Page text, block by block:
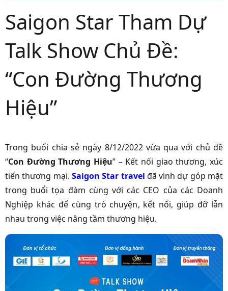
Saigon Star Tham Dự
Talk Show Chủ Đề:
“Con Đường Thương
Hiệu”
Trong buổi chia sẻ ngày 8/12/2022 vừa qua với chủ đề
“Con Đường Thương Hiệu” – Kết nối giao thương, xúc
tiến thương mại. Saigon Star travel đã vinh dự góp mặt
trong buổi tọa đàm cùng với các CEO của các Doanh
Nghiệp khác để cùng trò chuyện, kết nối, giúp đỡ lẫn
nhau trong việc nâng tầm thương hiệu.